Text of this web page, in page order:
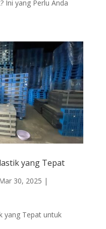
Ini yang Perlu Anda
yang Tepat
30, 2025 |
yang Tepat untuk